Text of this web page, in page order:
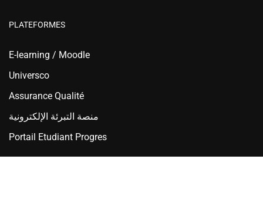
PLATEFORMES
E-learning / Moodle
Universco
Assurance Qualité
منصة التبرئة الإلكترونية
Portail Etudiant Progres